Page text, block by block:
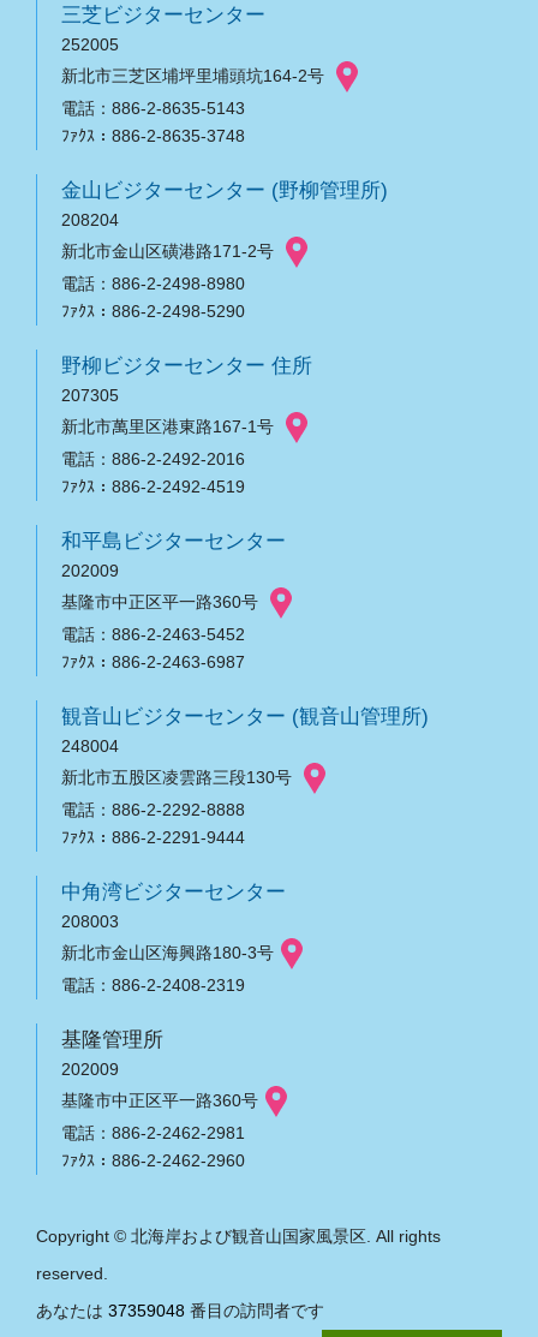
三芝ビジターセンター
252005
新北市三芝区埔坪里埔頭坑164-2号
電話：886-2-8635-5143
ﾌｧｸｽ：886-2-8635-3748
金山ビジターセンター (野柳管理所)
208204
新北市金山区磺港路171-2号
電話：886-2-2498-8980
ﾌｧｸｽ：886-2-2498-5290
野柳ビジターセンター 住所
207305
新北市萬里区港東路167-1号
電話：886-2-2492-2016
ﾌｧｸｽ：886-2-2492-4519
和平島ビジターセンター
202009
基隆市中正区平一路360号
電話：886-2-2463-5452
ﾌｧｸｽ：886-2-2463-6987
観音山ビジターセンター (観音山管理所)
248004
新北市五股区凌雲路三段130号
電話：886-2-2292-8888
ﾌｧｸｽ：886-2-2291-9444
中角湾ビジターセンター
208003
新北市金山区海興路180-3号
電話：886-2-2408-2319
基隆管理所
202009
基隆市中正区平一路360号
電話：886-2-2462-2981
ﾌｧｸｽ：886-2-2462-2960
Copyright © 北海岸および観音山国家風景区. All rights
reserved.
あなたは 37359048 番目の訪問者です